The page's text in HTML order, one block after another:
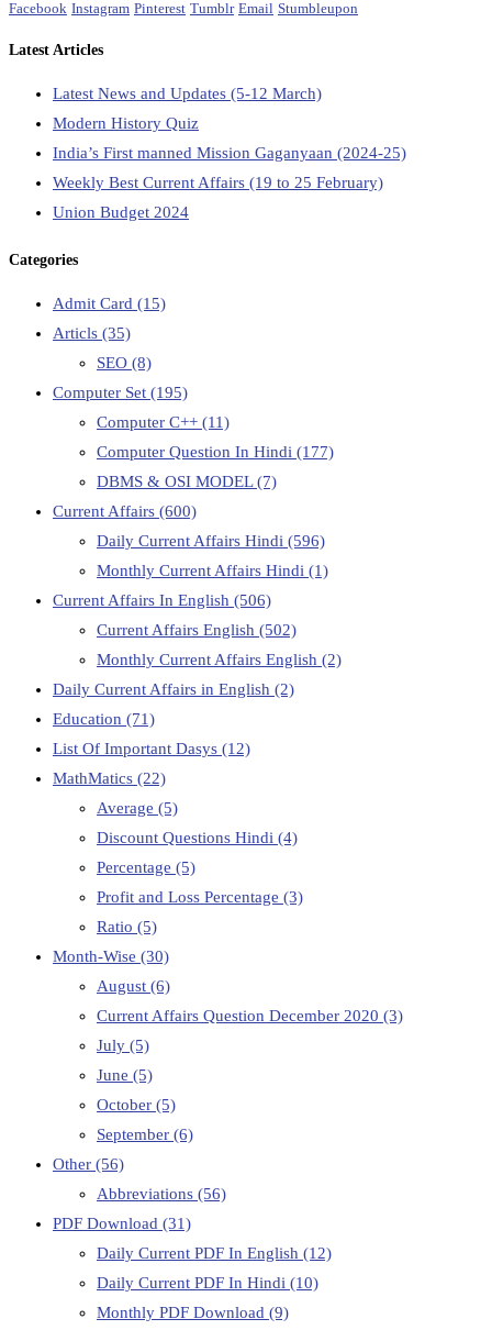
Facebook Instagram Pinterest Tumblr Email Stumbleupon
Latest Articles
Latest News and Updates (5-12 March)
Modern History Quiz
India’s First manned Mission Gaganyaan (2024-25)
Weekly Best Current Affairs (19 to 25 February)
Union Budget 2024
Categories
Admit Card (15)
Articls (35)
SEO (8)
Computer Set (195)
Computer C++ (11)
Computer Question In Hindi (177)
DBMS & OSI MODEL(7)
Current Affairs (600)
Daily Current Affairs Hindi (596)
Monthly Current Affairs Hindi (1)
Current Affairs In English (506)
Current Affairs English (502)
Monthly Current Affairs English (2)
Daily Current Affairs in English (2)
Education (71)
List Of Important Dasys (12)
MathMatics (22)
Average (5)
Discount Questions Hindi (4)
Percentage (5)
Profit and Loss Percentage (3)
Ratio (5)
Month-Wise (30)
August (6)
Current Affairs Question December 2020 (3)
July (5)
June (5)
October (5)
September (6)
Other (56)
Abbreviations (56)
PDF Download (31)
Daily Current PDF In English (12)
Daily Current PDF In Hindi (10)
Monthly PDF Download (9)